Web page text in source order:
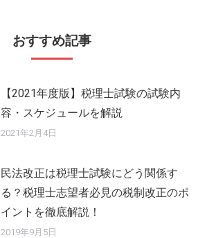
おすすめ記事
【2021年度版】税理士試験の試験内
容・スケジュールを解説
2021年2月4日
民法改正は税理士試験にどう関係す
る？税理士志望者必見の税制改正のポ
イントを徹底解説！
2019年9月5日